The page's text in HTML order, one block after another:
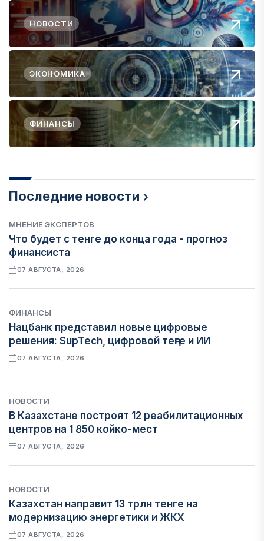
НОВОСТИ
ЭКОНОМИКА
ФИНАНСЫ
Последние новости
МНЕНИЕ ЭКСПЕРТОВ
Что будет с тенге до конца года - прогноз
финансиста
07 АВГУСТА, 2026
ФИНАНСЫ
Нацбанк представил новые цифровые
решения: SupTech, цифровой теңге и ИИ
07 АВГУСТА, 2026
НОВОСТИ
В Казахстане построят 12 реабилитационных
центров на 1 850 койко-мест
07 АВГУСТА, 2026
НОВОСТИ
Казахстан направит 13 трлн тенге на
модернизацию энергетики и ЖКХ
07 АВГУСТА, 2026